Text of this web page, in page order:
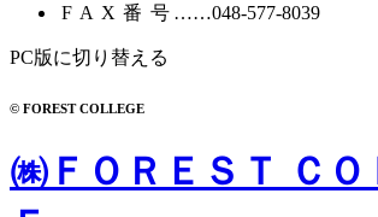
FAX番号……048-577-8039
PC版に切り替える
© FOREST COLLEGE
㈱ＦＯＲＥＳＴ ＣＯ